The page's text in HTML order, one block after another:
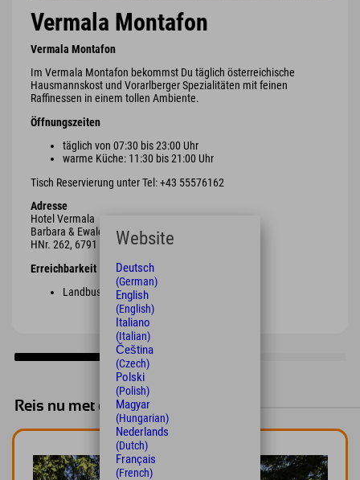
Vermala Montafon
Vermala Montafon
Im Vermala Montafon bekommst Du täglich österreichische
Hausmannskost und Vorarlberger Spezialitäten mit feinen
Raffinessen in einem tollen Ambiente.
Öffnungszeiten
täglich von 07:30 bis 23:00 Uhr
warme Küche: 11:30 bis 21:00 Uhr
Tisch Reservierung unter Tel: +43 55576162
Adresse
Hotel Vermala
Barbara & Ewald Tschanhenz
HNr. 262, 6791 St. Gallenkirch
Erreichbarkeit
Landbus 650 und ein paar Minuten Fußweg
Reis nu met de trein en bespaar!
Website
Deutsch
(German)
English
(English)
Italiano
(Italian)
Čeština
(Czech)
Polski
(Polish)
Magyar
(Hungarian)
Nederlands
(Dutch)
Français
(French)